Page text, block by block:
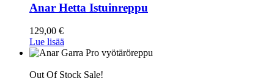
Anar Hetta Istuinreppu
129,00 €
Lue lisää
Out Of Stock Sale!